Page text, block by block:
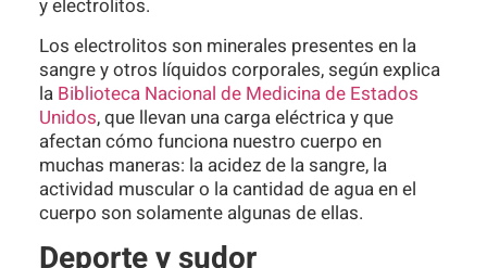
y electrolitos.
Los electrolitos son minerales presentes en la
sangre y otros líquidos corporales, según explica
la Biblioteca Nacional de Medicina de Estados
Unidos, que llevan una carga eléctrica y que
afectan cómo funciona nuestro cuerpo en
muchas maneras: la acidez de la sangre, la
actividad muscular o la cantidad de agua en el
cuerpo son solamente algunas de ellas.
Deporte y sudor